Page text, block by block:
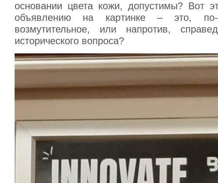
основании цвета кожи, допустимы? Вот
объявлению на картинке – это, по-
возмутительное, или напротив,
исторического вопроса?